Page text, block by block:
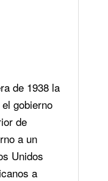
de 1938 la
gobierno
de
a un
Unidos
a